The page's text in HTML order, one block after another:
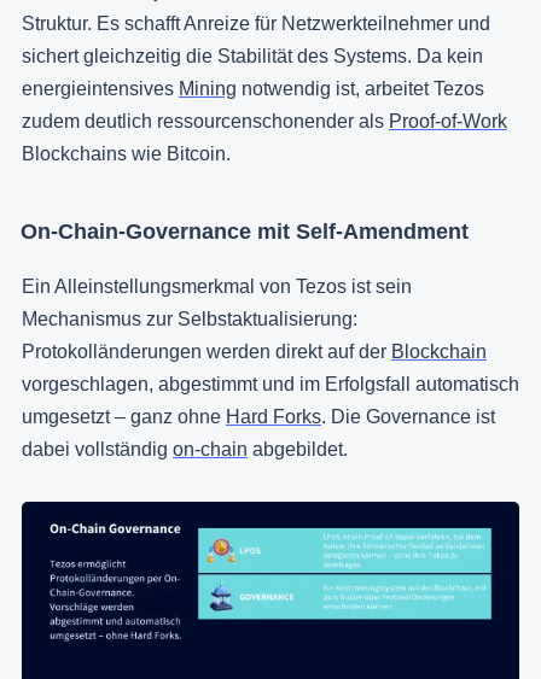
Struktur. Es schafft Anreize für Netzwerkteilnehmer und
sichert gleichzeitig die Stabilität des Systems. Da kein
energieintensives Mining notwendig ist, arbeitet Tezos
zudem deutlich ressourcenschonender als Proof-of-Work
Blockchains wie Bitcoin.
On-Chain-Governance mit Self-Amendment
Ein Alleinstellungsmerkmal von Tezos ist sein
Mechanismus zur Selbstaktualisierung:
Protokolländerungen werden direkt auf der Blockchain
vorgeschlagen, abgestimmt und im Erfolgsfall automatisch
umgesetzt – ganz ohne Hard Forks. Die Governance ist
dabei vollständig on-chain abgebildet.